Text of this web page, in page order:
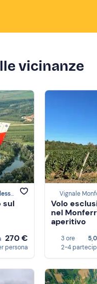
vicinanze
sul
270 €
persona
Vignale
Volo
nel
aperitivo
3 ore
5,0
2-4